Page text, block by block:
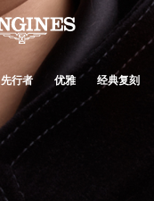
先行者 优雅 经典复刻